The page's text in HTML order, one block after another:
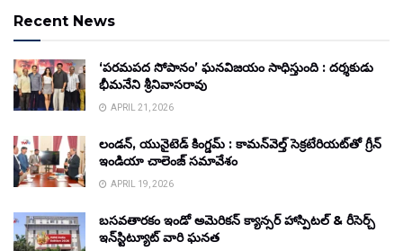
Recent News
‘పరమపద సోపానం’ ఘనవిజయం సాధిస్తుంది : దర్శకుడు
భీమనేని శ్రీనివాసరావు
APRIL 21, 2026
లండన్, యునైటెడ్ కింగ్డమ్ : కామన్‌వెల్త్ సెక్రటేరియట్‌తో గ్రీన్
ఇండియా చాలెంజ్ సమావేశం
APRIL 19, 2026
బసవతారకం ఇండో అమెరికన్ క్యాన్సర్ హాస్పిటల్ & రీసెర్చ్
ఇన్‌స్టిట్యూట్ వారి ఘనత